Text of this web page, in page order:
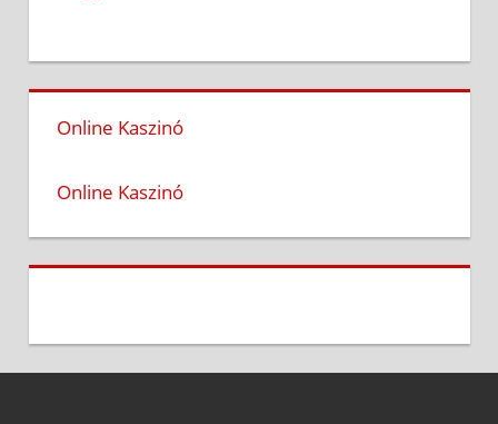
Online Kaszinó
Online Kaszinó